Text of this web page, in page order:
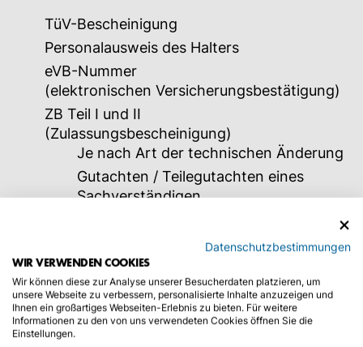
TüV-Bescheinigung
Personalausweis des Halters
eVB-Nummer
(elektronischen Versicherungsbestätigung)
ZB Teil I und II
(Zulassungsbescheinigung)
Je nach Art der technischen Änderung
Gutachten / Teilegutachten eines
Sachverständigen
Einbaubescheinigung und ABE
Unser Tipp: Melden Sie sichhierzu unserem
Newsletteran und verpassen Sie keine
Neuigkeiten mehr zum Thema Zulassung.
Datenschutzbestimmungen
WIR VERWENDEN COOKIES
Wir können diese zur Analyse unserer Besucherdaten platzieren, um
unsere Webseite zu verbessern, personalisierte Inhalte anzuzeigen und
Ihnen ein großartiges Webseiten-Erlebnis zu bieten. Für weitere
Informationen zu den von uns verwendeten Cookies öffnen Sie die
Einstellungen.